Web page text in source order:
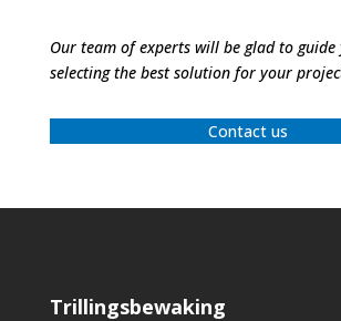
Our team of experts will be glad to guide
selecting the best solution for your
Contact us
Trillingsbewaking